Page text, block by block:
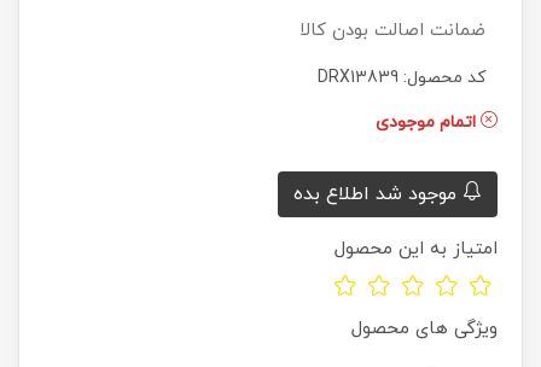
ضمانت اصالت بودن کالا
کد محصول: DRX13839
اتمام موجودی
موجود شد اطلاع بده
امتیاز به این محصول
ویژگی های محصول